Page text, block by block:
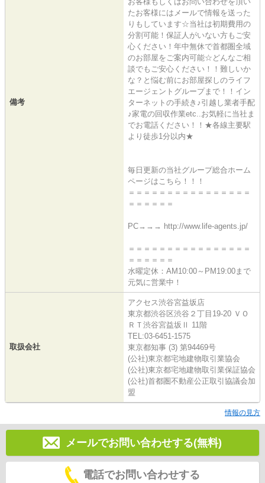
備考
たお客様にはメールで情報を送った
りもしています☆当社は初期費用の
分割可能！保証人がいない方もご安
心ください！年中無休で首都圏全域
のお部屋をご案内可能☆どんなご相
談でもご安心ください！！難しいか
な？と悩む前にお部屋探しのライフ
エージェントグループまで！！イン
ターネットの手続き♪引越し業者手配
♪家電の回収作業etc..お気軽に当社ま
でお電話ください！！★各線主要駅
より徒歩1分以内★
毎日更新の当社グループ総合ホーム
ページはこちら！！！
＝＝＝＝＝＝＝＝＝＝＝＝＝＝＝＝
＝＝＝＝＝＝
PC→→→ http://www.life-agents.jp/
＝＝＝＝＝＝＝＝＝＝＝＝＝＝＝＝
＝＝＝＝＝＝
水曜定休：AM10:00～PM19:00まで
元気に営業中！
取扱会社
アクセス渋谷宮益坂店
東京都渋谷区渋谷２丁目19-20 ＶＯ
ＲＴ渋谷宮益坂Ⅱ 11階
TEL:03-6451-1575
東京都知事 (3) 第94469号
(公社)東京都宅地建物取引業協会
(公社)東京都宅地建物取引業保証協会
(公社)首都圏不動産公正取引協議会加
盟
情報の見方
メールでお問い合わせする(無料)
電話でお問い合わせする